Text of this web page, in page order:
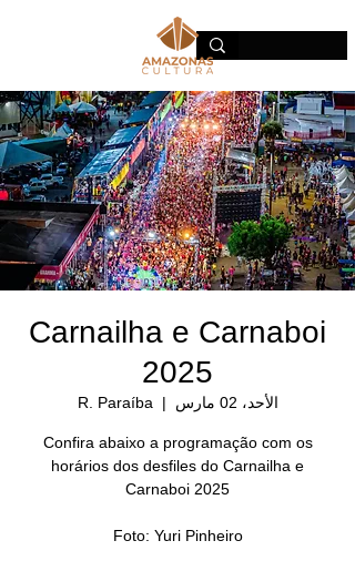
Carnailha e Carnaboi
2025
الأحد، 02 مارس
  |
R. Paraíba
Confira abaixo a programação com os
horários dos desfiles do Carnailha e
Foto: Yuri Pinheiro